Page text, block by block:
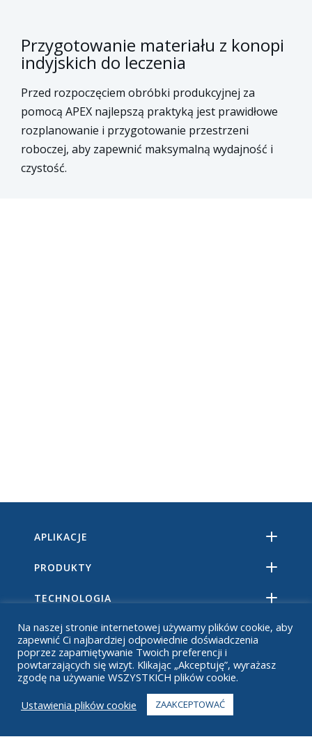
Przygotowanie materiału z konopi
indyjskich do leczenia
Przed rozpoczęciem obróbki produkcyjnej za
pomocą APEX najlepszą praktyką jest prawidłowe
rozplanowanie i przygotowanie przestrzeni
roboczej, aby zapewnić maksymalną wydajność i
czystość.
APLIKACJE
PRODUKTY
TECHNOLOGIA
ZASOBY
O
Na naszej stronie internetowej używamy plików cookie, aby
zapewnić Ci najbardziej odpowiednie doświadczenia
poprzez zapamiętywanie Twoich preferencji i
powtarzających się wizyt. Klikając „Akceptuję”, wyrażasz
zgodę na używanie WSZYSTKICH plików cookie.
Ustawienia plików cookie
ZAAKCEPTOWAĆ